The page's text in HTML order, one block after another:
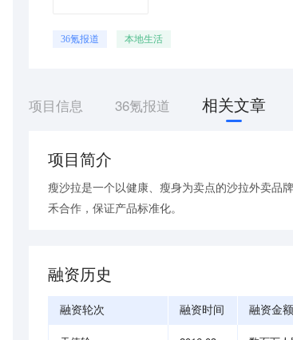
36氪报道 本地生活
项目信息 36氪报道 相关文章
项目简介
瘦沙拉是一个以健康、瘦身为卖点的沙拉外卖品
禾合作，保证产品标准化。
融资历史
融资轮次 融资时间 融资金额